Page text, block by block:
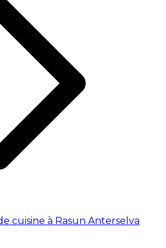
cuisine à Rasun Anterselva